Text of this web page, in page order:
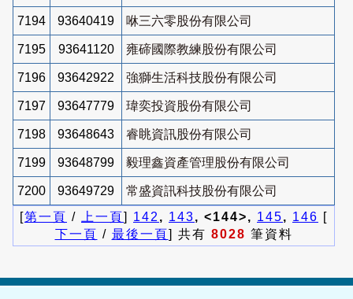
7194 93640419 咻三六零股份有限公司
7195 93641120 雍碲國際教練股份有限公司
7196 93642922 強獅生活科技股份有限公司
7197 93647779 瑋奕投資股份有限公司
7198 93648643 睿眺資訊股份有限公司
7199 93648799 毅理鑫資產管理股份有限公司
7200 93649729
常盛資訊科技股份有限公司
[第一頁 / 上一頁] 142 , 143, <144>, 145, 146 [
下一頁 / 最後一頁] 共有 8028 筆資料